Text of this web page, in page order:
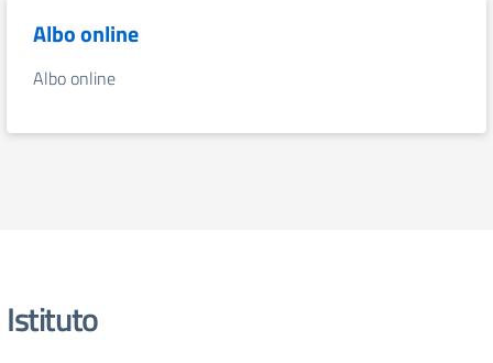
Albo online
Albo online
Istituto